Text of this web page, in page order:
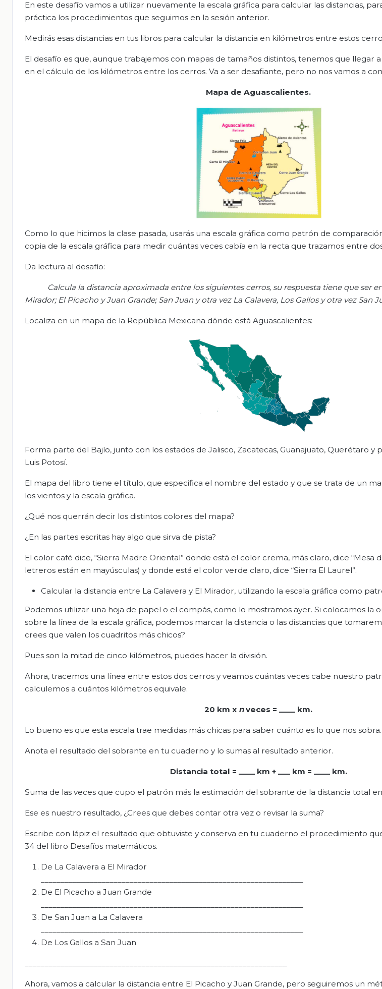
En este desafío vamos a utilizar nuevamente la escala gráfica para calcular las distancias,
práctica los procedimientos que seguimos en la sesión anterior.
Medirás esas distancias en tus libros para calcular la distancia en kilómetros entre estos
El desafío es que, aunque trabajemos con mapas de tamaños distintos, tenemos que llegar
en el cálculo de los kilómetros entre los cerros. Va a ser desafiante, pero no nos vamos a
Mapa de Aguascalientes.
Como lo que hicimos la clase pasada, usarás una escala gráfica como patrón de
copia de la escala gráfica para medir cuántas veces cabía en la recta que trazamos entre
Da lectura al desafío:
Calculala distancia aproximada entre los siguientes cerros, su respuesta tiene que ser
Mirador; El Picacho y Juan Grande; San Juan y otra vez La Calavera, Los Gallos y otra vez San
Localiza en un mapa de la República Mexicana dónde está Aguascalientes:
Forma parte del Bajío, junto con los estados de Jalisco, Zacatecas, Guanajuato, Querétaro y
Luis Potosí.
El mapa del libro tiene el título, que especifica el nombre del estado y que se trata de un
los vientos y la escala gráfica.
¿Qué nos querrán decir los distintos colores del mapa?
¿En las partes escritas hay algo que sirva de pista?
El color café dice, “Sierra Madre Oriental” donde está el color crema, más claro, dice “Mesa
letreros están en mayúsculas) y donde está el color verde claro, dice “Sierra El Laurel”.
Calcular la distancia entre La Calavera y El Mirador, utilizando la escala gráfica como
Podemos utilizar una hoja de papel o el compás, como lo mostramos ayer. Si colocamos la
sobre la línea de la escala gráfica, podemos marcar la distancia o las distancias que
crees que valen los cuadritos más chicos?
Pues son la mitad de cinco kilómetros, puedes hacer la división.
Ahora, tracemos una línea entre estos dos cerros y veamos cuántas veces cabe nuestro
calculemos a cuántos kilómetros equivale.
20 km x nveces = ____ km.
Lo bueno es que esta escala trae medidas más chicas para saber cuánto es lo que nos sobra.
Anota el resultado del sobrante en tu cuaderno y lo sumas al resultado anterior.
Distancia total = ____ km + ___ km = ____ km.
Suma de las veces que cupo el patrón más la estimación del sobrante de la distancia total
Ese es nuestro resultado, ¿Crees que debes contar otra vez o revisar la suma?
Escribe con lápiz el resultado que obtuviste y conserva en tu cuaderno el procedimiento
34 del libro Desafíos matemáticos.
De La Calavera a El Mirador
De El Picacho a Juan Grande
De San Juan a La Calavera
De Los Gallos a San Juan
Ahora, vamos a calcular la distancia entre El Picacho y Juan Grande, pero seguiremos un